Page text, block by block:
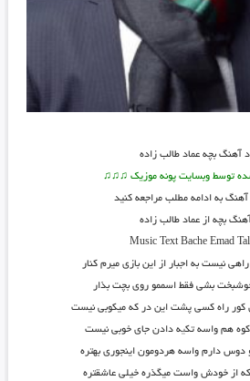
آهنگبچه عماد طالب زاده
توسط وبسایت پونه موزیک ♫♫♫
آهنگ به ادامه مطلب مراجعه کنید
بچه از عماد طالب زاده
Music Text Bache Emad
نیست به اجبار از این بازی میرم کنار
خوشبخت بشی فقط اسممو روی بچت بذار
کور راه کسی پشت این در که میکوبی نیست
هم واسه تکیه دادن جای خوبی نیست
دوس دارم واسه هردومون اینجوری بهتره
از خودش واست میگذره خیلی عاشقتره